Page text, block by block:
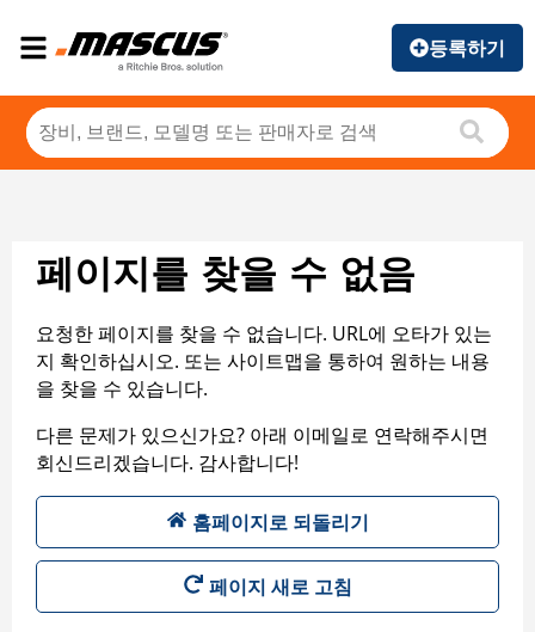
등록하기
페이지를 찾을 수 없음
요청한 페이지를 찾을 수 없습니다. URL에 오타가 있는
지 확인하십시오. 또는 사이트맵을 통하여 원하는 내용
을 찾을 수 있습니다.
다른 문제가 있으신가요? 아래 이메일로 연락해주시면
회신드리겠습니다. 감사합니다!
홈페이지로 되돌리기
페이지 새로 고침